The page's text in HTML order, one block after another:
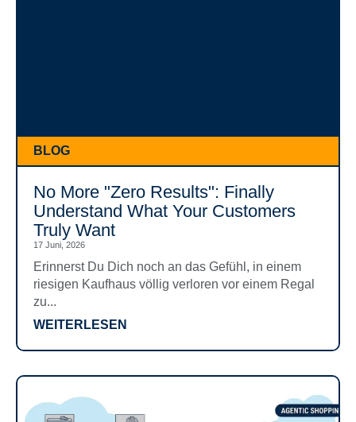
BLOG
No More "Zero Results": Finally
Understand What Your Customers
Truly Want
17 Juni, 2026
Erinnerst Du Dich noch an das Gefühl, in einem
riesigen Kaufhaus völlig verloren vor einem Regal
zu...
WEITERLESEN